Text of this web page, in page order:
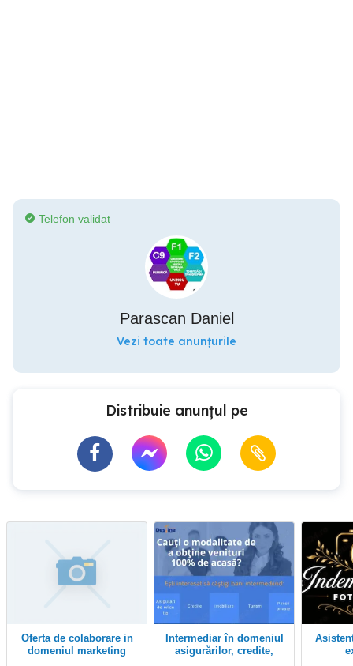
Telefon validat
Parascan Daniel
Vezi toate anunțurile
Distribuie anunțul pe
Oferta de colaborare in
domeniul marketing
asigurărilor, credite,
Asistent foto video fara